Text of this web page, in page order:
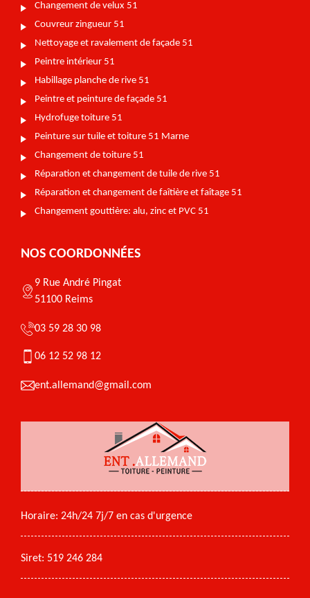
Changement de velux 51
Couvreur zingueur 51
Nettoyage et ravalement de façade 51
Peintre intérieur 51
Habillage planche de rive 51
Peintre et peinture de façade 51
Hydrofuge toiture 51
Peinture sur tuile et toiture 51 Marne
Changement de toiture 51
Réparation et changement de tuile de rive 51
Réparation et changement de faîtière et faîtage 51
Changement gouttière: alu, zinc et PVC 51
NOS COORDONNÉES
9 Rue André Pingat
51100 Reims
03 59 28 30 98
06 12 52 98 12
ent.allemand@gmail.com
Horaire: 24h/24 7j/7 en cas d'urgence
Siret: 519 246 284